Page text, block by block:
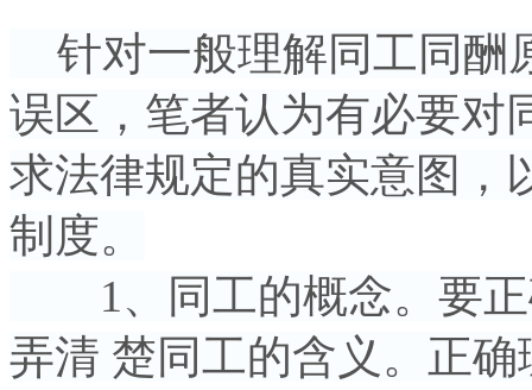
针对一般理解同工同酬
误区，笔者认为有必要对
求法律规定的真实意图，
制度。
1、同工的概念。要正
弄清 楚同工的含义。正